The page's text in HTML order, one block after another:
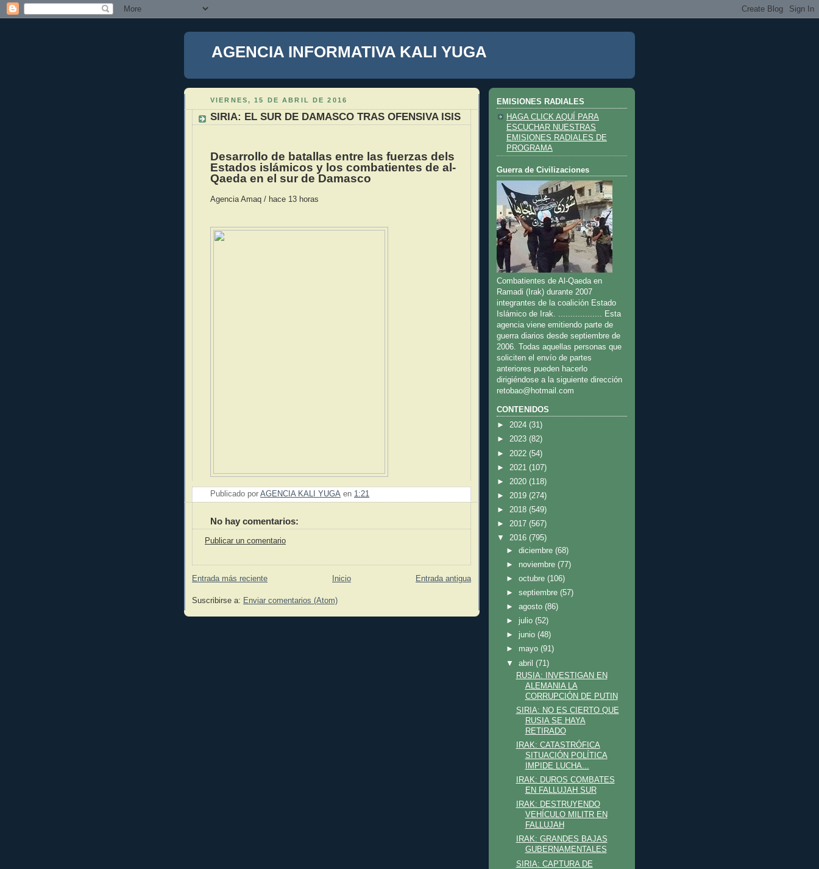
AGENCIA INFORMATIVA KALI YUGA
VIERNES, 15 DE ABRIL DE 2016
SIRIA: EL SUR DE DAMASCO TRAS OFENSIVA ISIS
Desarrollo de batallas entre las fuerzas dels
Estados islámicos y los combatientes de al-
Qaeda en el sur de Damasco
Agencia Amaq / hace 13 horas
Publicado por AGENCIA KALI YUGA en 1:21
No hay comentarios:
Publicar un comentario
Entrada más reciente Entrada antigua
Inicio
Suscribirse a: Enviar comentarios (Atom)
EMISIONES RADIALES
HAGA CLICK AQUÍ PARA
ESCUCHAR NUESTRAS
EMISIONES RADIALES DE
PROGRAMA
Guerra de Civilizaciones
Combatientes de Al-Qaeda en
Ramadi (Irak) durante 2007
integrantes de la coalición Estado
Islámico de Irak. .................. Esta
agencia viene emitiendo parte de
guerra diarios desde septiembre de
2006. Todas aquellas personas que
soliciten el envío de partes
anteriores pueden hacerlo
dirigiéndose a la siguiente dirección
retobao@hotmail.com
CONTENIDOS
► 2024 (31)
► 2023 (82)
► 2022 (54)
► 2021 (107)
► 2020 (118)
► 2019 (274)
► 2018 (549)
► 2017 (567)
▼ 2016 (795)
►diciembre(68)
► noviembre(77)
►octubre(106)
►septiembre(57)
►agosto(86)
► julio(52)
► junio(48)
► mayo(91)
▼abril(71)
RUSIA: INVESTIGAN EN
ALEMANIA LA
CORRUPCIÓN DE PUTIN
SIRIA: NO ES CIERTO QUE
RUSIA SE HAYA
RETIRADO
IRAK: CATASTRÓFICA
SITUACIÓN POLÍTICA
IMPIDE LUCHA...
IRAK: DUROS COMBATES
EN FALLUJAH SUR
IRAK: DESTRUYENDO
VEHÍCULO MILITR EN
FALLUJAH
IRAK: GRANDES BAJAS
GUBERNAMENTALES
SIRIA: CAPTURA DE